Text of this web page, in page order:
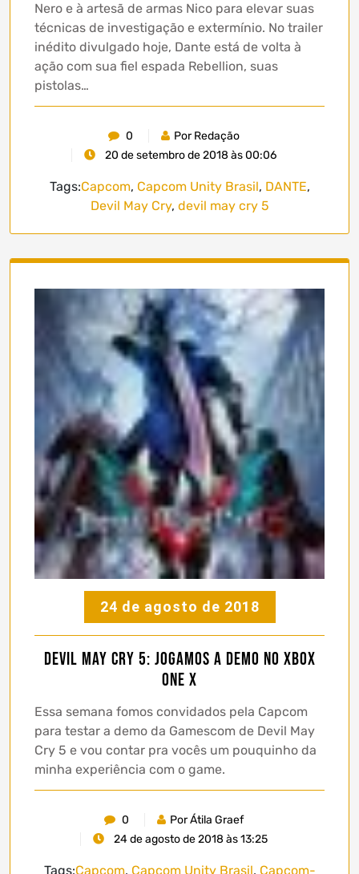
Nero e à artesã de armas Nico para elevar suas
técnicas de investigação e extermínio. No trailer
inédito divulgado hoje, Dante está de volta à
ação com sua fiel espada Rebellion, suas
pistolas…
0
Por Redação
20 de setembro de 2018 às 00:06
Tags:Capcom, Capcom Unity Brasil, DANTE,
Devil May Cry, devil may cry 5
24 de agosto de 2018
Devil May Cry 5: Jogamos a demo no Xbox
One X
Essa semana fomos convidados pela Capcom
para testar a demo da Gamescom de Devil May
Cry 5 e vou contar pra vocês um pouquinho da
minha experiência com o game.
0
Por Átila Graef
24 de agosto de 2018 às 13:25
Tags:Capcom, Capcom Unity Brasil, Capcom-